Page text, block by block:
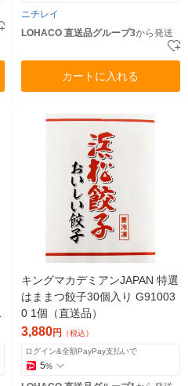
ニチレイ
LOHACO 直送品グループ3から発送
カートに入れる
キングマカデミアンJAPAN 特選
はままつ餃子30個入り G91003
0 1個（直送品）
3,880円 （税込）
ログイン&全額PayPay支払いで
5%